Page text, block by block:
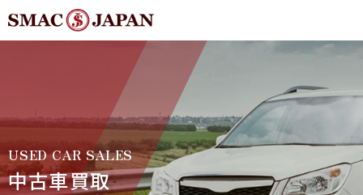
USED CAR SALES
中古車買取